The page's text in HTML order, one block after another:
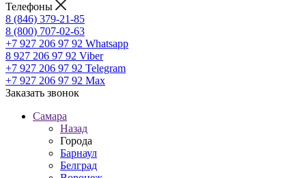
Телефоны
8 (846) 379-21-85
8 (800) 707-02-63
+7 927 206 97 92 Whatsapp
8 927 206 97 92 Viber
+7 927 206 97 92 Telegram
+7 927 206 97 92 Max
Заказать звонок
Самара
Назад
Города
Барнаул
Белград